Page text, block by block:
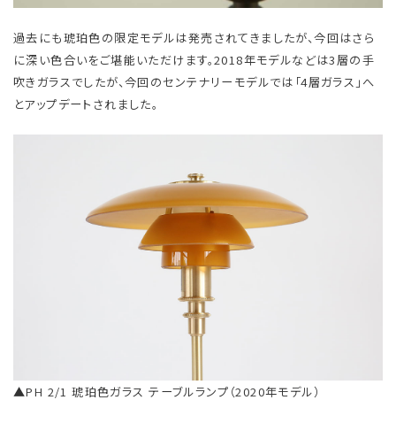
過去にも琥珀色の限定モデルは発売されてきましたが、今回はさら
に深い色合いをご堪能いただけます。2018年モデルなどは3層の手
吹きガラスでしたが、今回のセンテナリーモデルでは「4層ガラス」へ
とアップデートされました。
▲PH 2/1 琥珀色ガラス テーブルランプ（2020年モデル）